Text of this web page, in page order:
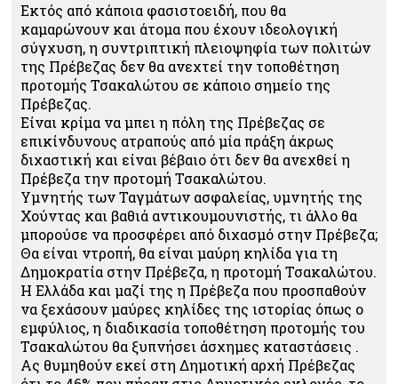
Εκτός από κάποια φασιστοειδή, που θα
καμαρώνουν και άτομα που έχουν ιδεολογική
σύγχυση, η συντριπτική πλειοψηφία των πολιτών
της Πρέβεζας δεν θα ανεχτεί την τοποθέτηση
προτομής Τσακαλώτου σε κάποιο σημείο της
Πρέβεζας.
Είναι κρίμα να μπει η πόλη της Πρέβεζας σε
επικίνδυνους ατραπούς από μία πράξη άκρως
διχαστική και είναι βέβαιο ότι δεν θα ανεχθεί η
Πρέβεζα την προτομή Τσακαλώτου.
Υμνητής των Ταγμάτων ασφαλείας, υμνητής της
Χούντας και βαθιά αντικουμουνιστής, τι άλλο θα
μπορούσε να προσφέρει από διχασμό στην Πρέβεζα;
Θα είναι ντροπή, θα είναι μαύρη κηλίδα για τη
Δημοκρατία στην Πρέβεζα, η προτομή Τσακαλώτου.
Η Ελλάδα και μαζί της η Πρέβεζα που προσπαθούν
να ξεχάσουν μαύρες κηλίδες της ιστορίας όπως ο
εμφύλιος, η διαδικασία τοποθέτηση προτομής του
Τσακαλώτου θα ξυπνήσει άσχημες καταστάσεις .
Ας θυμηθούν εκεί στη Δημοτική αρχή Πρέβεζας